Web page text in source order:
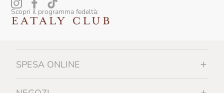
Scopri il programma fedeltà:
SPESA ONLINE